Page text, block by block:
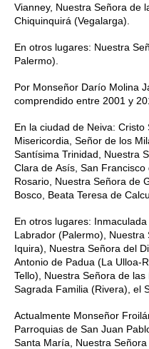
Vianney, Nuestra Señora de
En otros lugares: Nuestra
Por Monseñor Darío Molina
En la ciudad de Neiva:
Misericordia, Señor de los
Santísima Trinidad, Nuestra
Clara de Asís, San
Rosario, Nuestra Señora de
En otros lugares:
Labrador (Palermo),
Iquira),
Nuestra Señora del
Antonio de Padua (La Ulloa-
Tello), Nuestra Señora de las
Sagrada Familia (Rivera), el
Actualmente Monseñor
Parroquias de San Juan
Santa María, Nuestra